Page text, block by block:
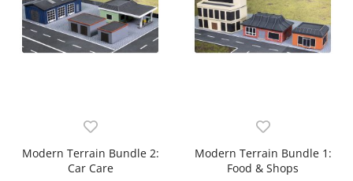
Modern Terrain Bundle 2:
Car Care
Modern Terrain Bundle 1:
Food & Shops